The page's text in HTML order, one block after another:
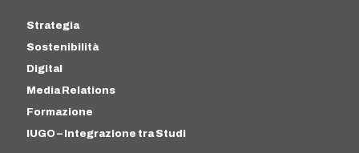
Strategia
Sostenibilità
Digital
Media Relations
Formazione
IUGO – Integrazione tra Studi